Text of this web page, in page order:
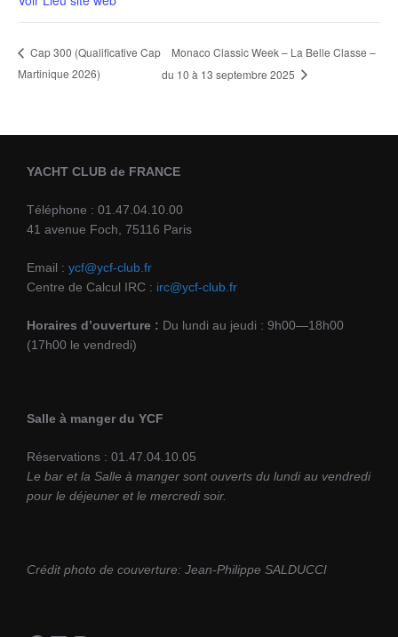
Cap 300 (Qualificative Cap
Martinique 2026)
Monaco Classic Week – La Belle Classe –
du 10 à 13 septembre 2025
YACHT CLUB de FRANCE
Téléphone : 01.47.04.10.00
41 avenue Foch, 75116 Paris
Email : ycf@ycf-club.fr
Centre de Calcul IRC : irc@ycf-club.fr
Horaires d’ouverture : Du lundi au jeudi : 9h00—18h00
(17h00 le vendredi)
Salle à manger du YCF
Réservations : 01.47.04.10.05
Le bar et la Salle à manger sont ouverts du lundi au vendredi
pour le déjeuner et le mercredi soir.
Crédit photo de couverture: Jean-Philippe SALDUCCI